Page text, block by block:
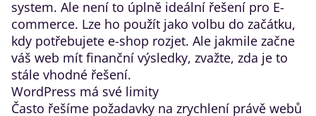
system. Ale není to úplně ideální řešení pro E-
commerce. Lze ho použít jako volbu do začátku,
kdy potřebujete e-shop rozjet. Ale jakmile začne
váš web mít finanční výsledky, zvažte, zda je to
stále vhodné řešení.
WordPress má své limity
Často řešíme požadavky na zrychlení právě webů